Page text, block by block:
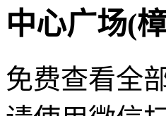
中心广场(
免费查看全